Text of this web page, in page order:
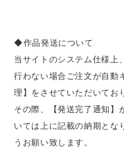
◆作品発送について
当サイトのシステム仕様上
行わない場合ご注文が自動
理】をさせていただいてお
その際、【発送完了通知】
いては上に記載の納期とな
うお願い致します。